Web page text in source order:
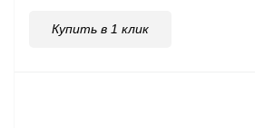
Купить в 1 клик